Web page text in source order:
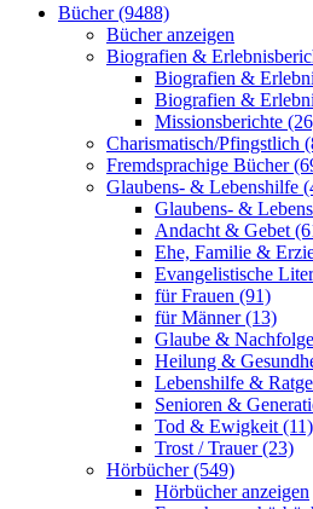
Bücher (9488)
Bücher anzeigen
Biografien &
Biografien &
Biografien &
Missionsberichte
Charismatisch/Pfingstlich
Fremdsprachige Bücher
Glaubens- & Lebenshilfe
Glaubens- &
Andacht & Gebet
Ehe, Familie &
Evangelistische
für Frauen (91)
für Männer (13)
Glaube &
Heilung &
Lebenshilfe &
Senioren &
Tod & Ewigkeit (11)
Trost / Trauer (23)
Hörbücher (549)
Hörbücher anzeigen